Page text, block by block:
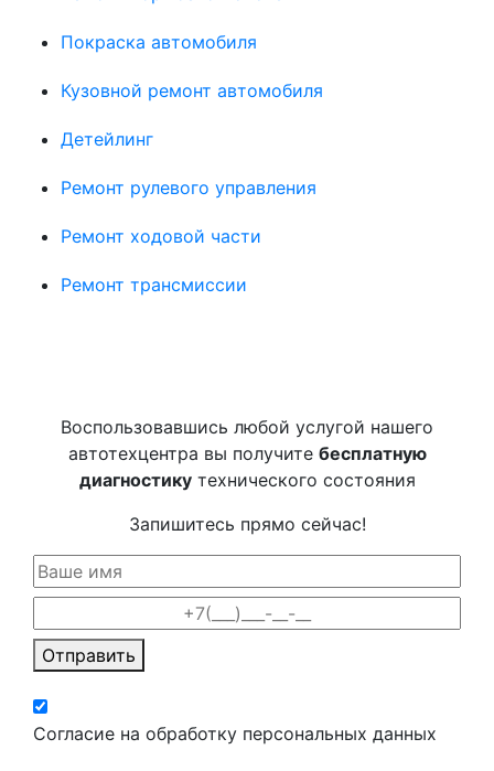
Покраска автомобиля
Кузовной ремонт автомобиля
Детейлинг
Ремонт рулевого управления
Ремонт ходовой части
Ремонт трансмиссии
Воспользовавшись любой услугой нашего
автотехцентра вы получите бесплатную
диагностикутехнического состояния
Запишитесь прямо сейчас!
Отправить
Согласие на обработку персональных данных